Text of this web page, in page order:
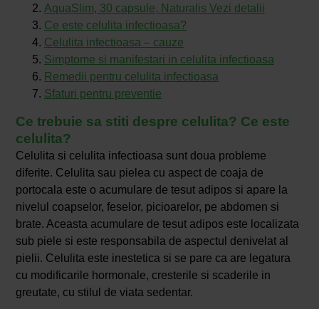
AquaSlim, 30 capsule, Naturalis Vezi detalii
Ce este celulita infectioasa?
Celulita infectioasa – cauze
Simptome si manifestari in celulita infectioasa
Remedii pentru celulita infectioasa
Sfaturi pentru preventie
Ce trebuie sa stiti despre celulita? Ce este
celulita?
Celulita si celulita infectioasa sunt doua probleme
diferite. Celulita sau pielea cu aspect de coaja de
portocala este o acumulare de tesut adipos si apare la
nivelul coapselor, feselor, picioarelor, pe abdomen si
brate. Aceasta acumulare de tesut adipos este localizata
sub piele si este responsabila de aspectul denivelat al
pielii. Celulita este inestetica si se pare ca are legatura
cu modificarile hormonale, cresterile si scaderile in
greutate, cu stilul de viata sedentar.